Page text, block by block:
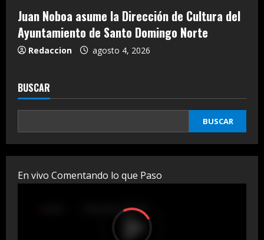
Juan Noboa asume la Dirección de Cultura del
Ayuntamiento de Santo Domingo Norte
Redaccion agosto 4, 2026
BUSCAR
BUSCAR
En vivo Comentando lo que Paso